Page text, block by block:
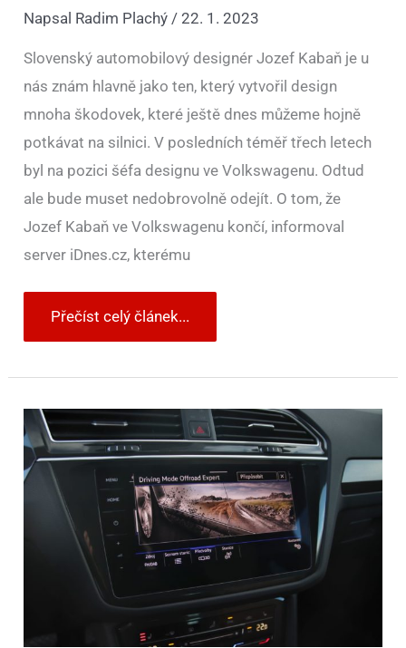
Napsal Radim Plachý /22. 1. 2023
Slovenský automobilový designér Jozef Kabaň je u
nás znám hlavně jako ten, který vytvořil design
mnoha škodovek, které ještě dnes můžeme hojně
potkávat na silnici. V posledních téměř třech letech
byl na pozici šéfa designu ve Volkswagenu. Odtud
ale bude muset nedobrovolně odejít. O tom, že
Jozef Kabaň ve Volkswagenu končí, informoval
server iDnes.cz, kterému
Přečíst celý článek...
Nový
šéf
Volkswagenu
chce
změnit
infotainment.
Ví,
nefunguje
úplně
dobře